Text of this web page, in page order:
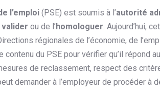
l’emploi (PSE) est soumis à l’autorité
valider ou de l’homologuer. Aujourd’hui,
régionales de l’économie, de
contenu du PSE pour vérifier qu’il répond
de reclassement, respect des
demander à l’employeur de procéder à